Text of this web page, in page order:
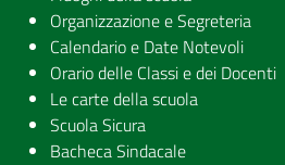
Organizzazione e Segreteria
Calendario e Date Notevoli
Orario delle Classi e dei Docenti
Le carte della scuola
Scuola Sicura
Bacheca Sindacale